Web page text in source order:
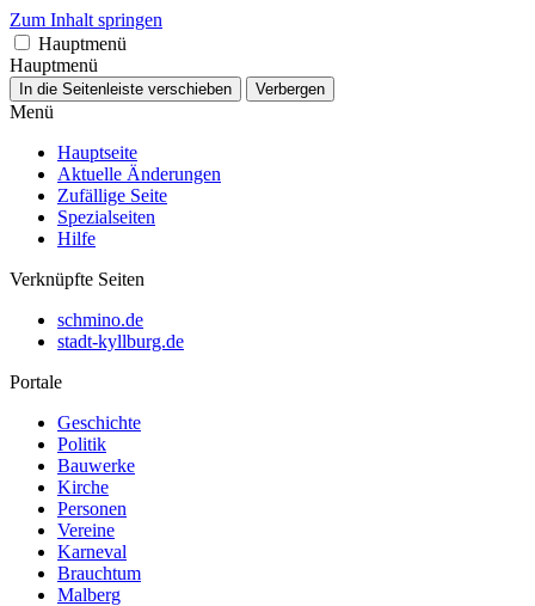
Zum Inhalt springen
Hauptmenü
Hauptmenü
In die Seitenleiste verschieben Verbergen
Menü
Hauptseite
Aktuelle Änderungen
Zufällige Seite
Spezialseiten
Hilfe
Verknüpfte Seiten
schmino.de
stadt-kyllburg.de
Portale
Geschichte
Politik
Bauwerke
Kirche
Personen
Vereine
Karneval
Brauchtum
Malberg